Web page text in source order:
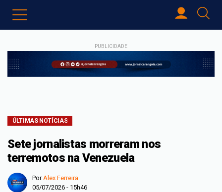
PUBLICIDADE
ÚLTIMAS NOTÍCIAS
Sete jornalistas morreram nos
terremotos na Venezuela
PorAlex Ferreira
05/07/2026 - 15h46